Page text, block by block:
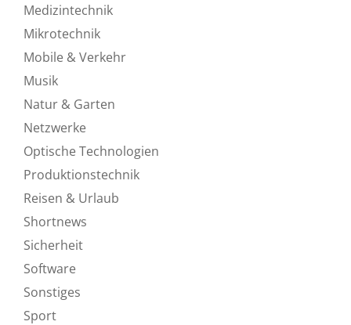
Medizintechnik
Mikrotechnik
Mobile & Verkehr
Musik
Natur & Garten
Netzwerke
Optische Technologien
Produktionstechnik
Reisen & Urlaub
Shortnews
Sicherheit
Software
Sonstiges
Sport